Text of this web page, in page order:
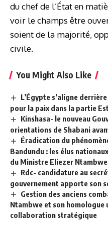
du chef de l’État en
voir le champs être
soient de la majorité,
civile.
You Might Also Like
L’Égypte s’aligne
pour la paix dans la partie Est
Kinshasa- le nouveau
orientations de Shabani
Éradication du
Bandundu : les élus
du Ministre Eliezer Ntambwe
Rdc- candidature au
gouvernement apporte son
Gestion des anciens
Ntambwe et son homologue
collaboration stratégique